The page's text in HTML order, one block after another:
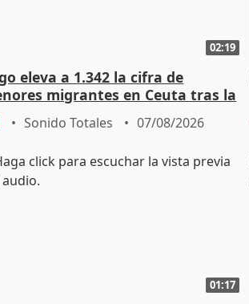
02:19
eleva a 1.342 la cifra de
migrantes en Ceuta tras la
masiva
Sonido Totales 07/08/2026
01:17